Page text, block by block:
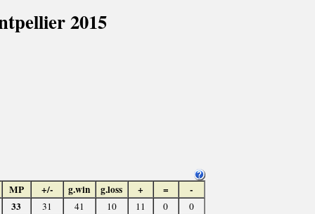
2015
MP +/- g.win g.loss + = -
33 31 41 10 11 0
0